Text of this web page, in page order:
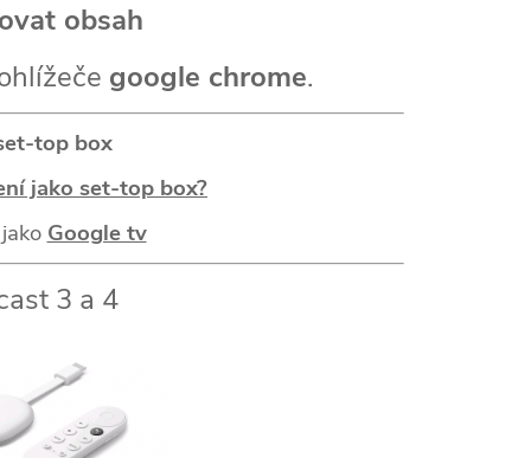
obsah
google chrome.
top box
jako set-top box?
Google tv
3 a 4